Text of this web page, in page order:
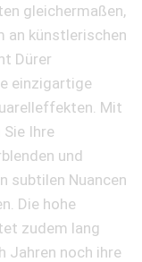
gleichermaßen,
an künstlerischen
Dürer
einzigartige
Mit
Ihre
und
subtilen Nuancen
Die hohe
zudem lang
Jahren noch ihre